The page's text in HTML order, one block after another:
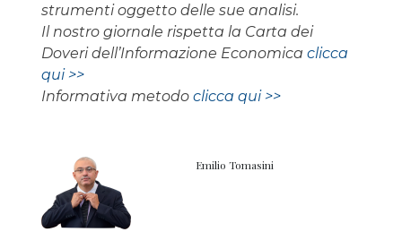
strumenti oggetto delle sue analisi.
Il nostro giornale rispetta la Carta dei
Doveri dell’Informazione Economica clicca
qui >>
Informativa metodo clicca qui >>
Emilio Tomasini